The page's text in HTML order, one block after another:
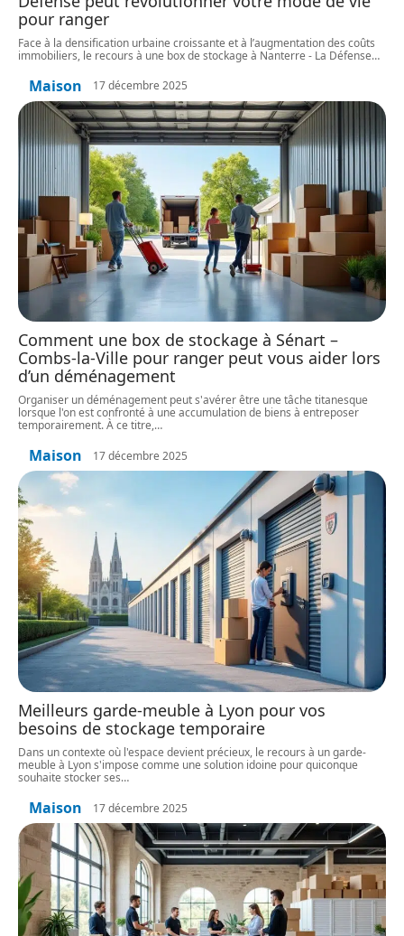
pour ranger
Face à la densification urbaine croissante et à l’augmentation des coûts
immobiliers, le recours à une box de stockage à Nanterre - La Défense…
Maison 17 décembre 2025
Comment une box de stockage à Sénart –
Combs-la-Ville pour ranger peut vous aider lors
d’un déménagement
Organiser un déménagement peut s'avérer être une tâche titanesque
lorsque l'on est confronté à une accumulation de biens à entreposer
temporairement. À ce titre,…
Maison 17 décembre 2025
Meilleurs garde-meuble à Lyon pour vos
besoins de stockage temporaire
Dans un contexte où l'espace devient précieux, le recours à un garde-
meuble à Lyon s'impose comme une solution idoine pour quiconque
souhaite stocker ses…
Maison 17 décembre 2025